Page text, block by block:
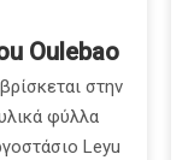
Oulebao
στην
φύλλα
Leyu